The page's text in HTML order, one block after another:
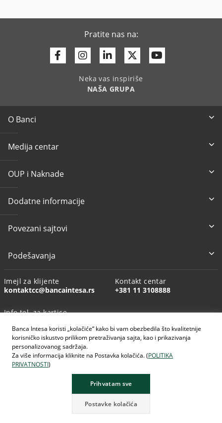
Banca Intesa koristi „kolačiće“ kako bi vam obezbedila što kvalitetnije
korisničko iskustvo prilikom pretraživanja sajta, kao i prikazivanja
personalizovanog sadržaja.
Za više informacija kliknite na Postavka kolačića. (POLITIKA
PRIVATNOSTI)
Prihvatam sve
Postavke kolačića
Pratite nas na:
FacebookInstagram
LinkedinTwitter
Neka vas inspiriše
NAŠA GRUPA
O Banci
Medija centar
OUP i Naknade
Dodatne informacije
Povezani sajtovi
Podešavanja
Imejl za klijente
kontaktcc@bancaintesa.rs
Kontakt centar
+381 11 3108888
Info tel. za kartice